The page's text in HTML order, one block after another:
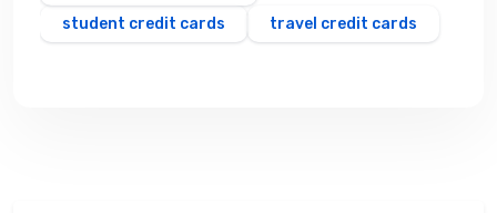
student credit cards
travel credit cards